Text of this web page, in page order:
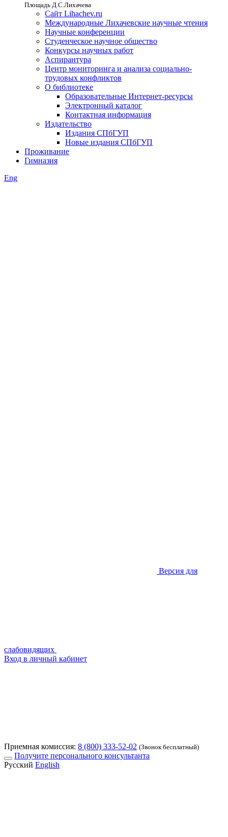
Площадь Д.С.Лихачева
Сайт Lihachev.ru
Международные Лихачевские научные чтения
Научные конференции
Студенческое научное общество
Конкурсы научных работ
Аспирантура
Центр мониторинга и анализа социально-
трудовых конфликтов
О библиотеке
Образовательные Интернет-ресурсы
Электронный каталог
Контактная информация
Издательство
Издания СПбГУП
Новые издания СПбГУП
Проживание
Гимназия
Eng
Версия для
слабовидящих
Вход в личный кабинет
Приемная комиссия: 8 (800) 333-52-02 (Звонок бесплатный)
Получите персонального консультанта
Русский English